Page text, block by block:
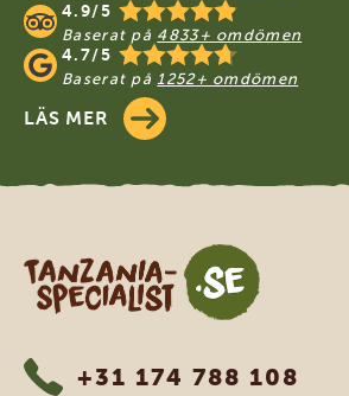
4.9/5
Baserat på 4833+ omdömen
4.7/5
Baserat på 1252+ omdömen
LÄS MER
Tanzania Specialist
+31 174 788 108